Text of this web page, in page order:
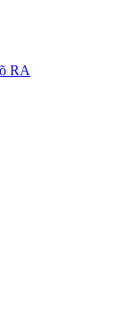
RA